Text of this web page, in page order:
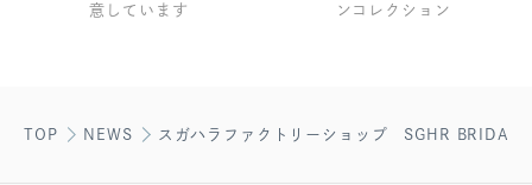
意しています
ンコレクション
TOP NEWS スガハラファクトリーショップ SGHR BRIDAL